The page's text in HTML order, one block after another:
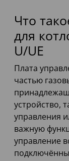
Что
для
U/UE
Плата
частью
устройство,
управления
важную
управление